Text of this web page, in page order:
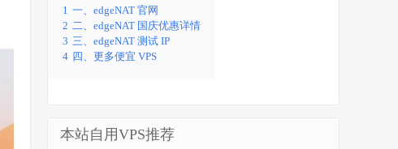
1 一、edgeNAT 官网
2 二、edgeNAT 国庆优惠详情
3 三、edgeNAT 测试 IP
4 四、更多便宜 VPS
本站自用VPS推荐